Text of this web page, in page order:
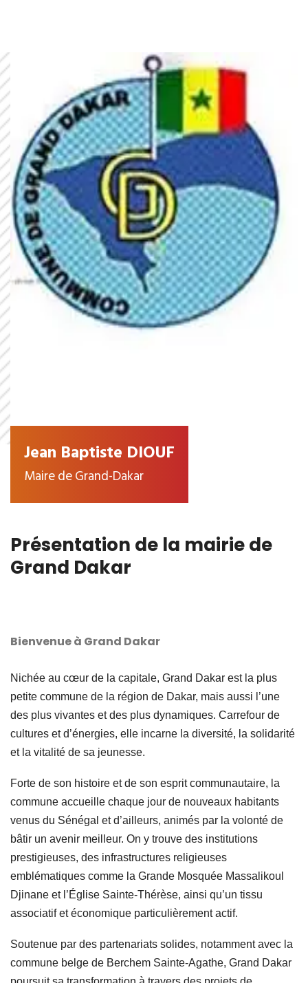
Jean Baptiste DIOUF
Maire de Grand-Dakar
Présentation de la mairie de
Grand Dakar
Bienvenue à Grand Dakar
Nichée au cœur de la capitale, Grand Dakar est la plus
petite commune de la région de Dakar, mais aussi l’une
des plus vivantes et des plus dynamiques. Carrefour de
cultures et d’énergies, elle incarne la diversité, la solidarité
et la vitalité de sa jeunesse.
Forte de son histoire et de son esprit communautaire, la
commune accueille chaque jour de nouveaux habitants
venus du Sénégal et d’ailleurs, animés par la volonté de
bâtir un avenir meilleur. On y trouve des institutions
prestigieuses, des infrastructures religieuses
emblématiques comme la Grande Mosquée Massalikoul
Djinane et l’Église Sainte-Thérèse, ainsi qu’un tissu
associatif et économique particulièrement actif.
Soutenue par des partenariats solides, notamment avec la
commune belge de Berchem Sainte-Agathe, Grand Dakar